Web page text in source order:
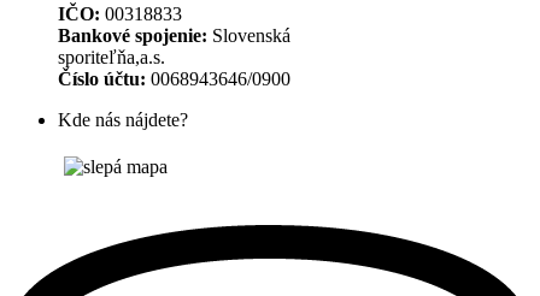
IČO: 00318833
Bankové spojenie: Slovenská
sporiteľňa,a.s.
Číslo účtu: 0068943646/0900
Kde nás nájdete?